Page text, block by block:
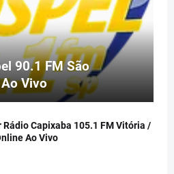
90.1 FM São
Vivo
Rádio Capixaba 105.1 FM Vitória /
Ao Vivo